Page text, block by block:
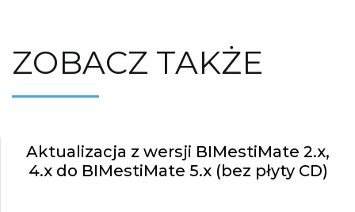
ZOBACZ TAKŻE
Aktualizacja z wersji BIMestiMate 2.x,
4.x do BIMestiMate 5.x (bez płyty CD)